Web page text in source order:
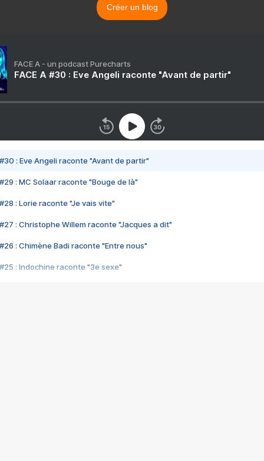
Créer un blog
FACE A - un podcast Purecharts
FACE A #30 : Eve Angeli raconte "Avant de partir"
#30 : Eve Angeli raconte "Avant de partir"
#29 : MC Solaar raconte "Bouge de là"
#28 : Lorie raconte "Je vais vite"
#27 : Christophe Willem raconte "Jacques a dit"
#26 : Chimène Badi raconte "Entre nous"
#25 : Indochine raconte "3e sexe"